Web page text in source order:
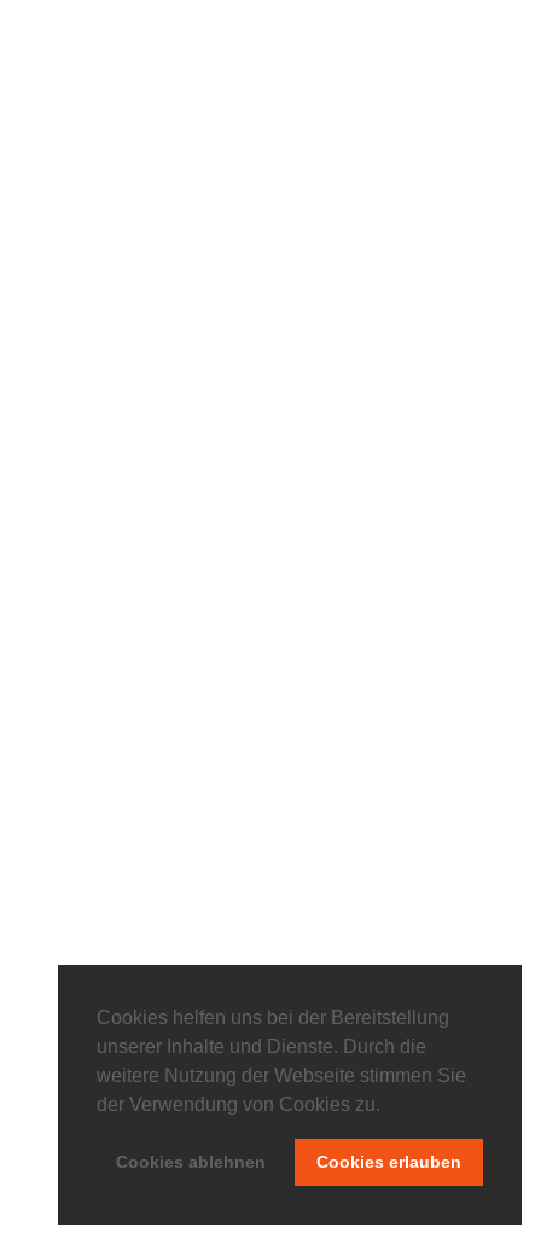
Cookies helfen uns bei der Bereitstellung
unserer Inhalte und Dienste. Durch die
weitere Nutzung der Webseite stimmen Sie
der Verwendung von Cookies zu.
Cookies ablehnen Cookies erlauben